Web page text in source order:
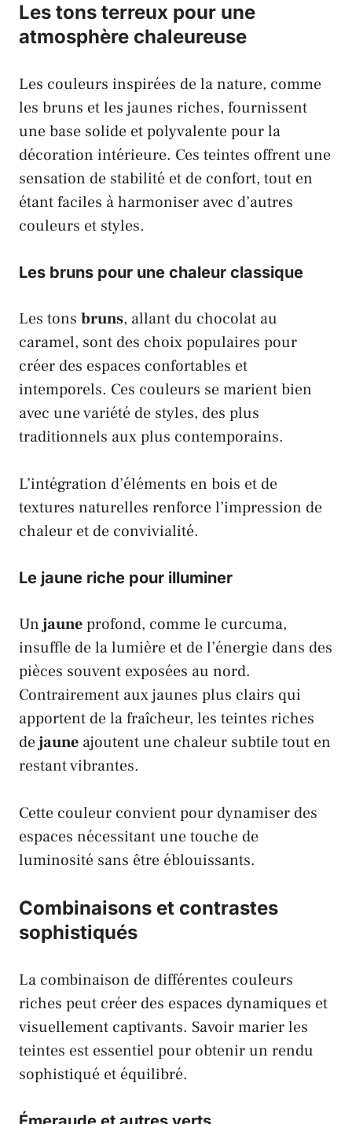
Les tons terreux pour une
atmosphère chaleureuse
Les couleurs inspirées de la nature, comme
les bruns et les jaunes riches, fournissent
une base solide et polyvalente pour la
décoration intérieure. Ces teintes offrent une
sensation de stabilité et de confort, tout en
étant faciles à harmoniser avec d’autres
couleurs et styles.
Les bruns pour une chaleur classique
Les tons bruns, allant du chocolat au
caramel, sont des choix populaires pour
créer des espaces confortables et
intemporels. Ces couleurs se marient bien
avec une variété de styles, des plus
traditionnels aux plus contemporains.
L’intégration d’éléments en bois et de
textures naturelles renforce l’impression de
chaleur et de convivialité.
Le jaune riche pour illuminer
Un jauneprofond, comme le curcuma,
insuffle de la lumière et de l’énergie dans des
pièces souvent exposées au nord.
Contrairement aux jaunes plus clairs qui
apportent de la fraîcheur, les teintes riches
dejaune ajoutent une chaleur subtile tout en
restant vibrantes.
Cette couleur convient pour dynamiser des
espaces nécessitant une touche de
luminosité sans être éblouissants.
Combinaisons et contrastes
sophistiqués
La combinaison de différentes couleurs
riches peut créer des espaces dynamiques et
visuellement captivants. Savoir marier les
teintes est essentiel pour obtenir un rendu
sophistiqué et équilibré.